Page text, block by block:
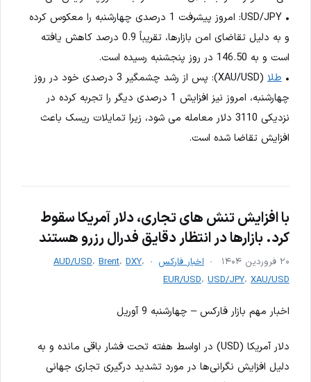
• USD/JPY: امروز پیشرفت 1 درصدی چهارشنبه را معکوس کرده
و به دلیل تقاضای امن بازارها، تقریباً 0.9 درصد کاهش یافته
است و به 146.50 در روز پنجشنبه رسیده است.
• طلا
(XAU/USD): پس از رشد چشمگیر 3 درصدی خود در روز
چهارشنبه، امروز نیز افزایش 1 درصدی دیگر را تجربه کرده در
نزدیکی 3110 دلار معامله می شود، زیرا تمایلات ریسک باعث
افزایش تقاضا شده است.
با افزایش تنش های تجاری، دلار آمریکا سقوط
کرد. بازارها در انتظار دقایق فدرال رزرو هستند
۲۰ فروردین ۱۴۰۴ اخبار فارکس AUD/USD، Brent، DXY،
EUR/USD، USD/JPY، XAU/USD
اخبار مهم بازار فارکس – چهارشنبه 9 آوریل
دلار آمریکا (USD) در اواسط هفته تحت فشار باقی مانده و به
دلیل افزایش نگرانی‌ها در مورد تشدید درگیری تجاری جهانی